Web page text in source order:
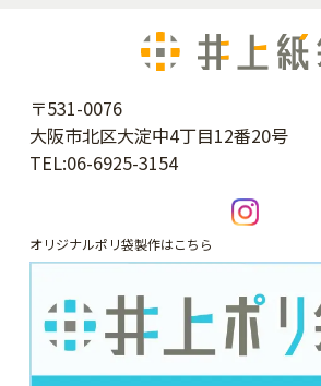
〒531-0076
大阪市北区大淀中4丁目12番20号
TEL:06-6925-3154
オリジナルポリ袋製作はこちら